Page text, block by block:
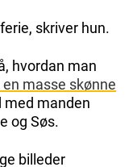
skriver hun.
hvordan man
masse skønne
med manden
og Søs.
billeder